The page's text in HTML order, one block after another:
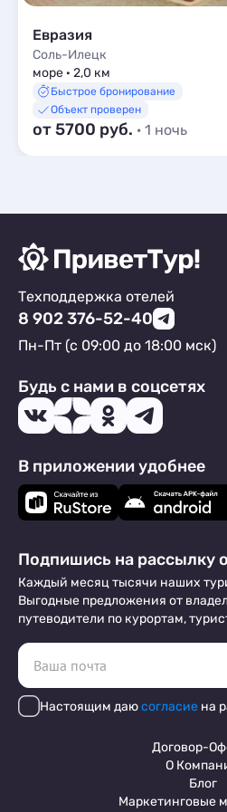
Евразия
Соль-Илецк
море · 2,0 км
Быстрое бронирование
Объект проверен
от 5700 руб. · 1 ночь
Техподдержка отелей
8 902 376-52-40
Пн-Пт (с 09:00 до 18:00 мск)
Будь с нами в соцсетях
В приложении удобнее
Подпишись на рассылку
Каждый месяц тысячи наших
Выгодные предложения от
путеводители по курортам,
Настоящим даюсогласие на
Договор-
О
Блог
Маркетинговые